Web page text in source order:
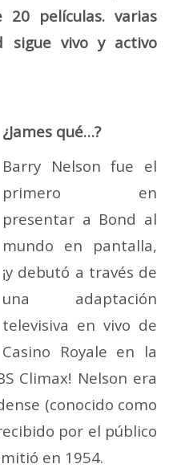
películas. varias
sigue vivo y activo
¿James qué…?
Barry Nelson fue el
primero en
presentar a Bond al
mundo en pantalla,
¡y debutó a través de
una adaptación
televisiva en vivo de
Casino Royale en la
Climax! Nelson era
(conocido como
por el público
en 1954.